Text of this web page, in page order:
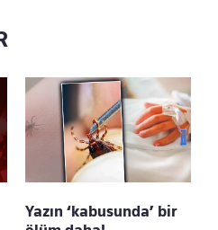
Yazın ‘kabusunda’ bir